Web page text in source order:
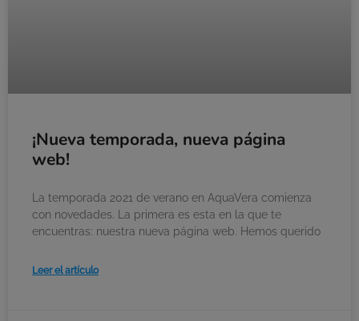
¡Nueva temporada, nueva página
web!
La temporada 2021 de verano en AquaVera comienza
con novedades. La primera es esta en la que te
encuentras: nuestra nueva página web. Hemos querido
Leer el artículo